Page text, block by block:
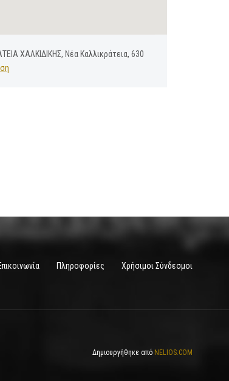
ΧΑΛΚΙΔΙΚΗΣ, Νέα Καλλικράτεια, 630
Πληροφορίες Χρήσιμοι Σύνδεσμοι
Δημιουργήθηκε από NELIOS.COM